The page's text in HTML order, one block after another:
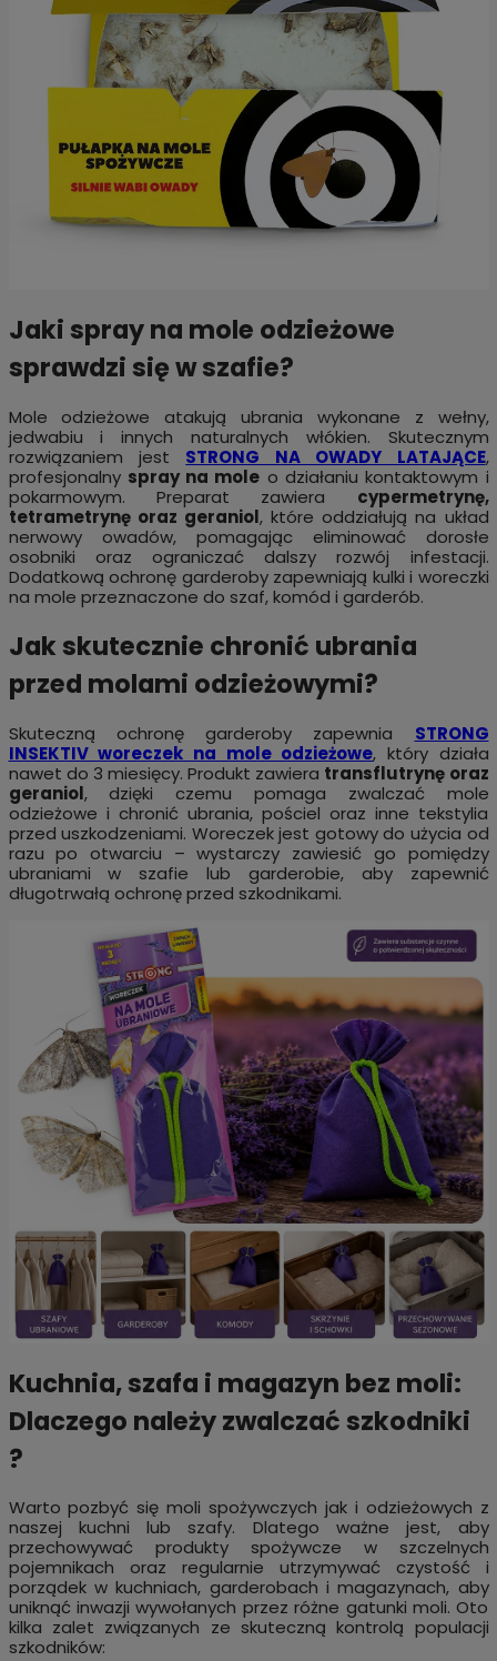
Jaki spray na mole odzieżowe
sprawdzi się w szafie?
Mole odzieżowe atakują ubrania wykonane z wełny,
jedwabiu i innych naturalnych włókien. Skutecznym
rozwiązaniem jest STRONG NA OWADY LATAJĄCE,
profesjonalny spray na mole o działaniu kontaktowym i
pokarmowym. Preparat zawiera cypermetrynę,
tetrametrynę oraz geraniol, które oddziałują na układ
nerwowy owadów, pomagając eliminować dorosłe
osobniki oraz ograniczać dalszy rozwój infestacji.
Dodatkową ochronę garderoby zapewniają kulki i woreczki
na mole przeznaczone do szaf, komód i garderób.
Jak skutecznie chronić ubrania
przed molami odzieżowymi?
Skuteczną ochronę garderoby zapewnia STRONG
INSEKTIV woreczek na mole odzieżowe, który działa
nawet do 3 miesięcy. Produkt zawiera transflutrynę oraz
geraniol, dzięki czemu pomaga zwalczać mole
odzieżowe i chronić ubrania, pościel oraz inne tekstylia
przed uszkodzeniami. Woreczek jest gotowy do użycia od
razu po otwarciu – wystarczy zawiesić go pomiędzy
ubraniami w szafie lub garderobie, aby zapewnić
długotrwałą ochronę przed szkodnikami.
Kuchnia, szafa i magazyn bez moli:
Dlaczego należy zwalczać szkodniki
?
Warto pozbyć się moli spożywczych jak i odzieżowych z
naszej kuchni lub szafy. Dlatego ważne jest, aby
przechowywać produkty spożywcze w szczelnych
pojemnikach oraz regularnie utrzymywać czystość i
porządek w kuchniach, garderobach i magazynach, aby
uniknąć inwazji wywołanych przez różne gatunki moli. Oto
kilka zalet związanych ze skuteczną kontrolą populacji
szkodników: